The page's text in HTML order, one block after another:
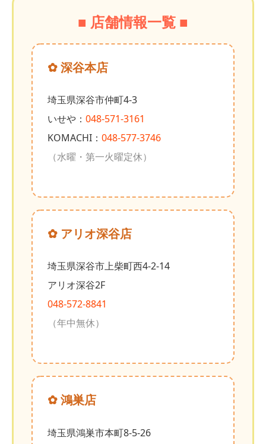
■ 店舗情報一覧 ■
✿ 深谷本店
埼玉県深谷市仲町4-3
いせや： 048-571-3161
KOMACHI： 048-577-3746
（水曜・第一火曜定休）
✿ アリオ深谷店
埼玉県深谷市上柴町西4-2-14
アリオ深谷2F
048-572-8841
（年中無休）
✿ 鴻巣店
埼玉県鴻巣市本町8-5-26